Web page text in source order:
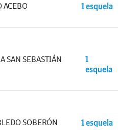
ACEBO 1 esquela
SAN SEBASTIÁN
1
esquela
SOBERÓN 1 esquela